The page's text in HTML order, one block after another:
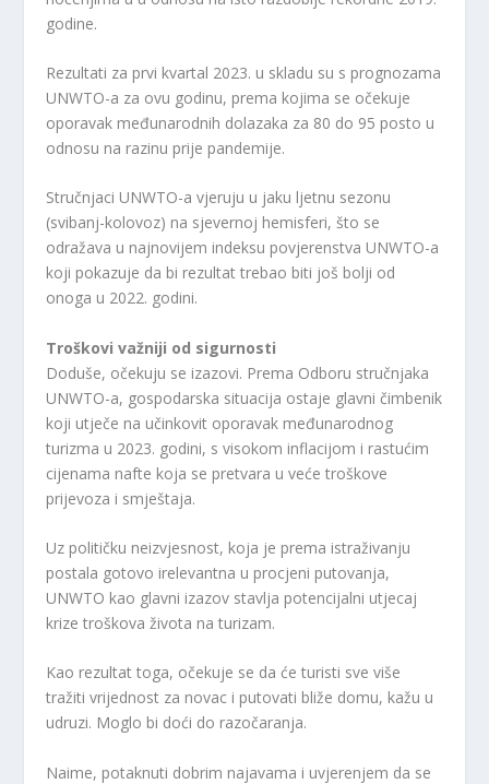
godine.
Rezultati za prvi kvartal 2023. u skladu su s prognozama
UNWTO-a za ovu godinu, prema kojima se očekuje
oporavak međunarodnih dolazaka za 80 do 95 posto u
odnosu na razinu prije pandemije.
Stručnjaci UNWTO-a vjeruju u jaku ljetnu sezonu
(svibanj-kolovoz) na sjevernoj hemisferi, što se
odražava u najnovijem indeksu povjerenstva UNWTO-a
koji pokazuje da bi rezultat trebao biti još bolji od
onoga u 2022. godini.
Troškovi važniji od sigurnosti
Doduše, očekuju se izazovi. Prema Odboru stručnjaka
UNWTO-a, gospodarska situacija ostaje glavni čimbenik
koji utječe na učinkovit oporavak međunarodnog
turizma u 2023. godini, s visokom inflacijom i rastućim
cijenama nafte koja se pretvara u veće troškove
prijevoza i smještaja.
Uz političku neizvjesnost, koja je prema istraživanju
postala gotovo irelevantna u procjeni putovanja,
UNWTO kao glavni izazov stavlja potencijalni utjecaj
krize troškova života na turizam.
Kao rezultat toga, očekuje se da će turisti sve više
tražiti vrijednost za novac i putovati bliže domu, kažu u
udruzi. Moglo bi doći do razočaranja.
Naime, potaknuti dobrim najavama i uvjerenjem da se